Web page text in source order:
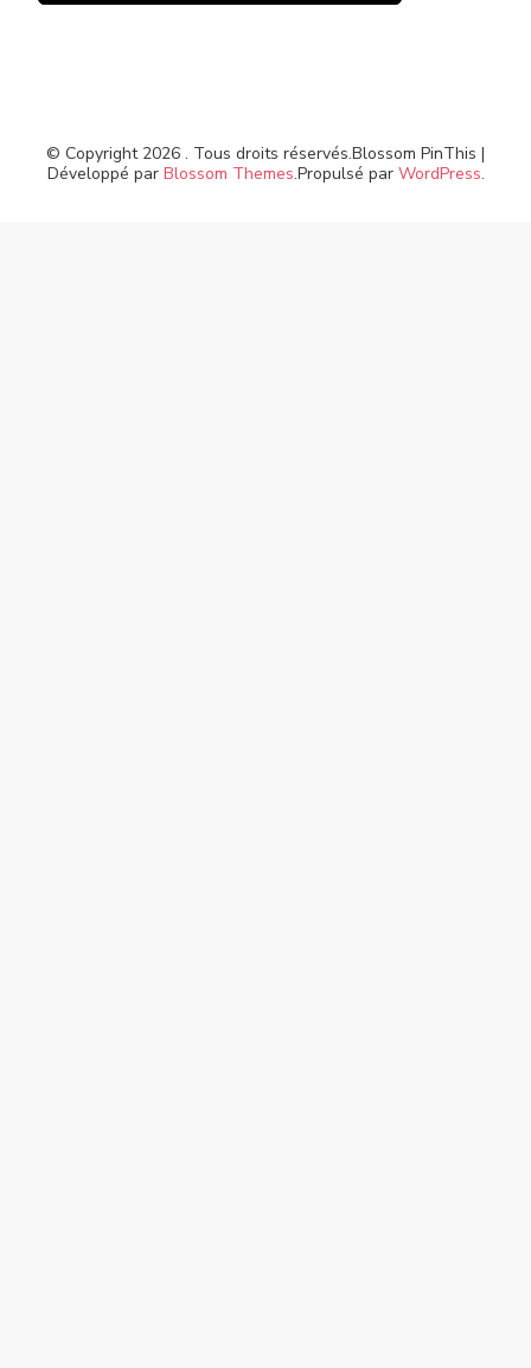
© Copyright 2026 . Tous droits réservés.Blossom PinThis |
Développé par Blossom Themes.Propulsé par WordPress.